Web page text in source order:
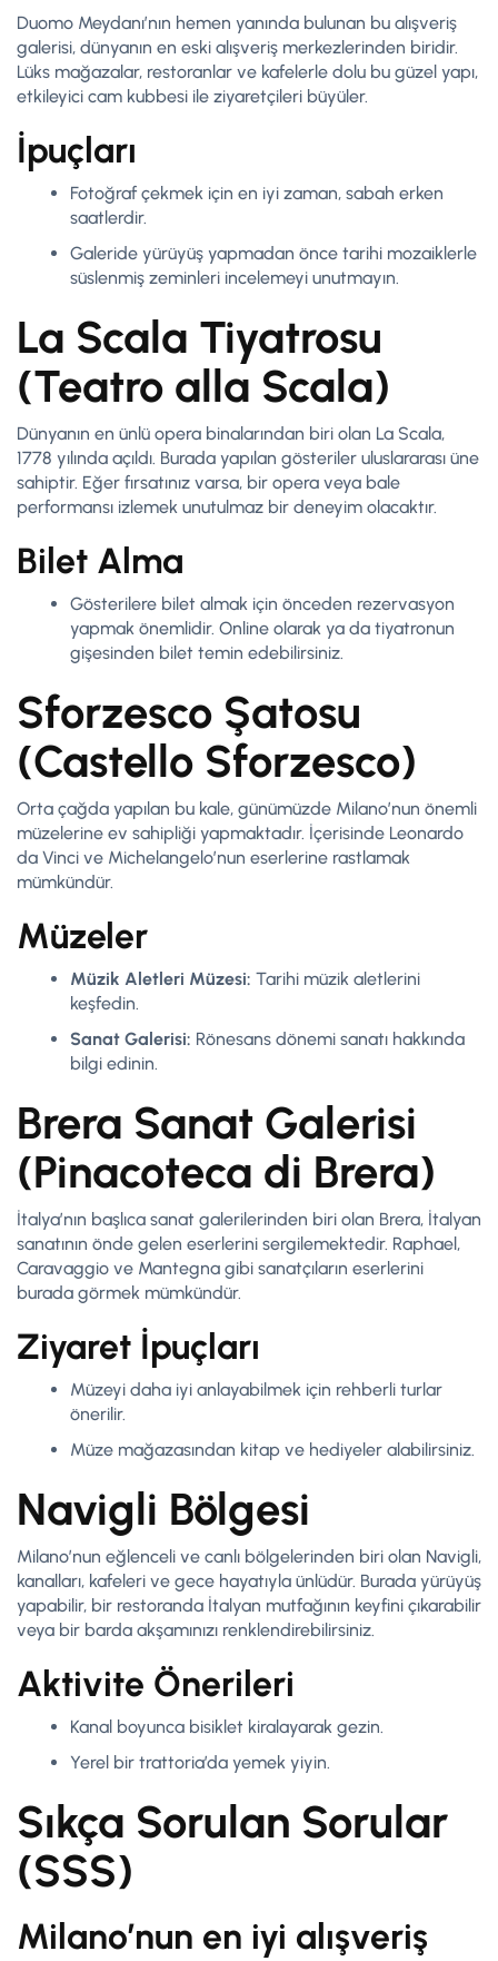
Duomo Meydanı’nın hemen yanında bulunan bu alışveriş
galerisi, dünyanın en eski alışveriş merkezlerinden biridir.
Lüks mağazalar, restoranlar ve kafelerle dolu bu güzel yapı,
etkileyici cam kubbesi ile ziyaretçileri büyüler.
İpuçları
Fotoğraf çekmek için en iyi zaman, sabah erken
saatlerdir.
Galeride yürüyüş yapmadan önce tarihi mozaiklerle
süslenmiş zeminleri incelemeyi unutmayın.
La Scala Tiyatrosu
(Teatro alla Scala)
Dünyanın en ünlü opera binalarından biri olan La Scala,
1778 yılında açıldı. Burada yapılan gösteriler uluslararası üne
sahiptir. Eğer fırsatınız varsa, bir opera veya bale
performansı izlemek unutulmaz bir deneyim olacaktır.
Bilet Alma
Gösterilere bilet almak için önceden rezervasyon
yapmak önemlidir. Online olarak ya da tiyatronun
gişesinden bilet temin edebilirsiniz.
Sforzesco Şatosu
(Castello Sforzesco)
Orta çağda yapılan bu kale, günümüzde Milano’nun önemli
müzelerine ev sahipliği yapmaktadır. İçerisinde Leonardo
da Vinci ve Michelangelo’nun eserlerine rastlamak
mümkündür.
Müzeler
Müzik Aletleri Müzesi: Tarihi müzik aletlerini
keşfedin.
Sanat Galerisi: Rönesans dönemi sanatı hakkında
bilgi edinin.
Brera Sanat Galerisi
(Pinacoteca di Brera)
İtalya’nın başlıca sanat galerilerinden biri olan Brera, İtalyan
sanatının önde gelen eserlerini sergilemektedir. Raphael,
Caravaggio ve Mantegna gibi sanatçıların eserlerini
burada görmek mümkündür.
Ziyaret İpuçları
Müzeyi daha iyi anlayabilmek için rehberli turlar
önerilir.
Müze mağazasından kitap ve hediyeler alabilirsiniz.
Navigli Bölgesi
Milano’nun eğlenceli ve canlı bölgelerinden biri olan Navigli,
kanalları, kafeleri ve gece hayatıyla ünlüdür. Burada yürüyüş
yapabilir, bir restoranda İtalyan mutfağının keyfini çıkarabilir
veya bir barda akşamınızı renklendirebilirsiniz.
Aktivite Önerileri
Kanal boyunca bisiklet kiralayarak gezin.
Yerel bir trattoria’da yemek yiyin.
Sıkça Sorulan Sorular
(SSS)
Milano’nun en iyi alışveriş